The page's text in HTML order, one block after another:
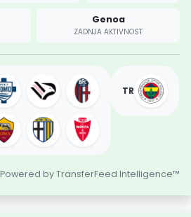
Genoa
ZADNJA AKTIVNOST
TR
Powered by TransferFeed Intelligence™